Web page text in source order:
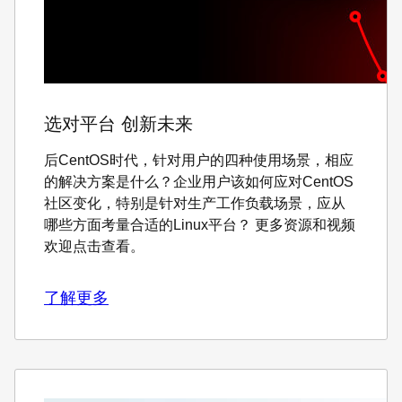
选对平台 创新未来
后CentOS时代，针对用户的四种使用场景，相应
的解决方案是什么？企业用户该如何应对CentOS
社区变化，特别是针对生产工作负载场景，应从
哪些方面考量合适的Linux平台？ 更多资源和视频
欢迎点击查看。
了解更多